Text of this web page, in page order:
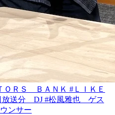
ＯＲＳ ＢＡＮＫ #ＬＩＫＥ
放送分 DJ #松風雅也 ゲス
ンサー